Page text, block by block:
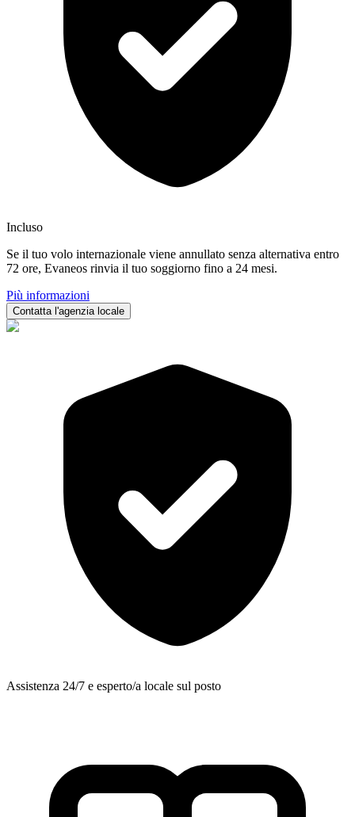
Incluso
Se il tuo volo internazionale viene annullato senza alternativa entro
72 ore, Evaneos rinvia il tuo soggiorno fino a 24 mesi.
Più informazioni
Contatta l'agenzia locale
Assistenza 24/7 e esperto/a locale sul posto